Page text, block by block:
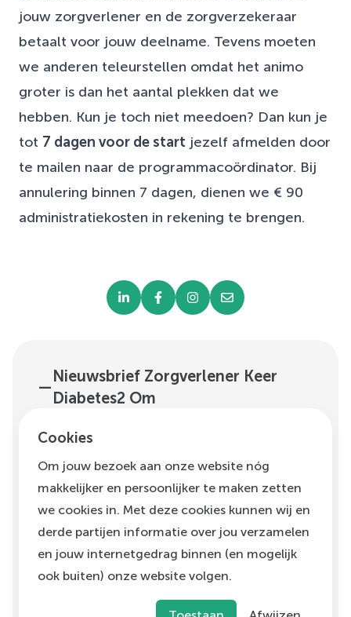
jouw zorgverlener en de zorgverzekeraar
betaalt voor jouw deelname. Tevens moeten
we anderen teleurstellen omdat het animo
groter is dan het aantal plekken dat we
hebben. Kun je toch niet meedoen? Dan kun je
tot 7 dagen voor de start jezelf afmelden door
te mailen naar de programmacoördinator. Bij
annulering binnen 7 dagen, dienen we € 90
administratiekosten in rekening te brengen.
—
Nieuwsbrief Zorgverlener Keer
Diabetes2 Om
—Nieuwsbrief Voeding Leeft
—Programma's
—Over Ons
—Uitgelicht
—Vacatures
Cookies
Om jouw bezoek aan onze website nóg
makkelijker en persoonlijker te maken zetten
we cookies in. Met deze cookies kunnen wij en
derde partijen informatie over jou verzamelen
en jouw internetgedrag binnen (en mogelijk
ook buiten) onze website volgen.